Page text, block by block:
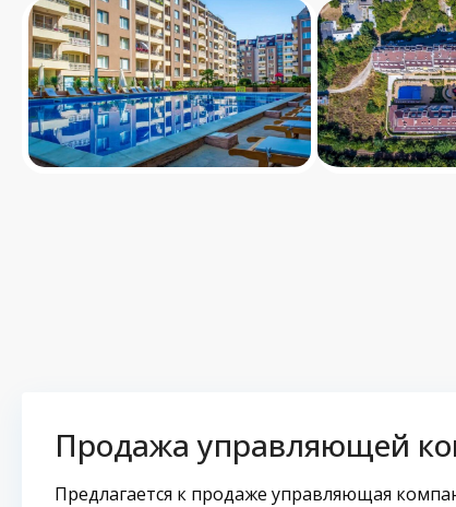
Продажа управляющей
Предлагается к продаже управляющая